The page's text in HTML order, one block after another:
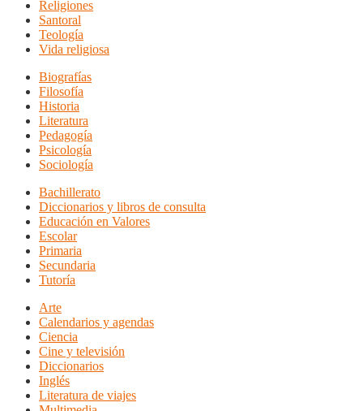
Religiones
Santoral
Teología
Vida religiosa
Biografías
Filosofía
Historia
Literatura
Pedagogía
Psicología
Sociología
Bachillerato
Diccionarios y libros de consulta
Educación en Valores
Escolar
Primaria
Secundaria
Tutoría
Arte
Calendarios y agendas
Ciencia
Cine y televisión
Diccionarios
Inglés
Literatura de viajes